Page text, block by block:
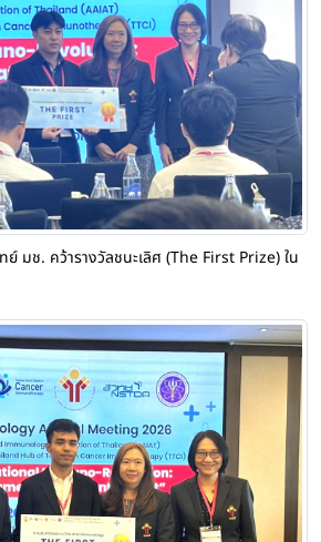
มช. คว้ารางวัลชนะเลิศ (The First Prize) ใน